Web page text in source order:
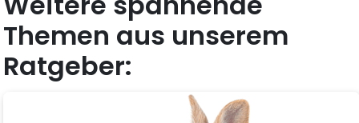
Themen aus unserem
Ratgeber: